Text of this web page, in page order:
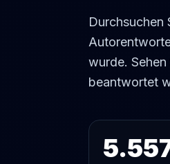
Durchsuchen
wurde.
beantwortet